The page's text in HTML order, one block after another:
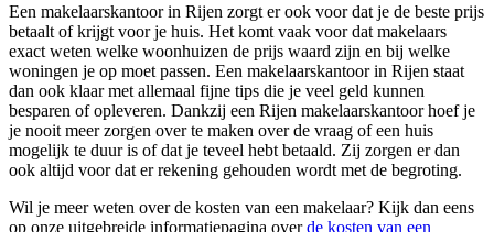
Een makelaarskantoor in Rijen zorgt er ook voor dat je de beste prijs
betaalt of krijgt voor je huis. Het komt vaak voor dat makelaars
exact weten welke woonhuizen de prijs waard zijn en bij welke
woningen je op moet passen. Een makelaarskantoor in Rijen staat
dan ook klaar met allemaal fijne tips die je veel geld kunnen
besparen of opleveren. Dankzij een Rijen makelaarskantoor hoef je
je nooit meer zorgen over te maken over de vraag of een huis
mogelijk te duur is of dat je teveel hebt betaald. Zij zorgen er dan
ook altijd voor dat er rekening gehouden wordt met de begroting.
Wil je meer weten over de kosten van een makelaar? Kijk dan eens
op onze uitgebreide informatiepagina overde kosten van een